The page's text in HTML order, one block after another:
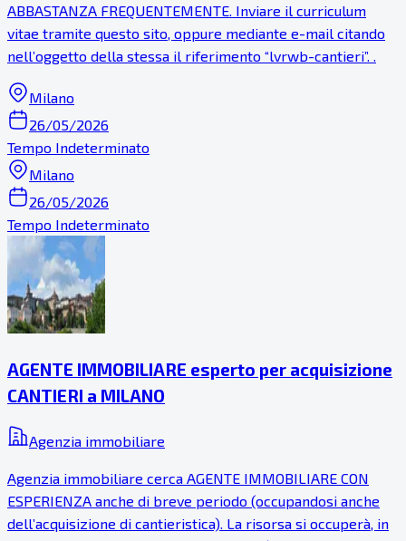
ABBASTANZA FREQUENTEMENTE. Inviare il curriculum
vitae tramite questo sito, oppure mediante e-mail citando
nell’oggetto della stessa il riferimento “lvrwb-cantieri”. .
Milano
26/05/2026
Tempo Indeterminato
Milano
26/05/2026
Tempo Indeterminato
AGENTE IMMOBILIARE esperto per acquisizione
CANTIERI a MILANO
Agenzia immobiliare
Agenzia immobiliare cerca AGENTE IMMOBILIARE CON
ESPERIENZA anche di breve periodo (occupandosi anche
dell’acquisizione di cantieristica). La risorsa si occuperà, in